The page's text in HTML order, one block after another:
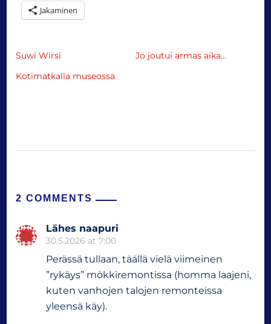
Jakaminen
Suwi Wirsi
Jo joutui armas aika…
Kotimatkalla museossa
2 COMMENTS
Lähes naapuri
30.5.2026 at 7:00
Perässä tullaan, täällä vielä viimeinen
”rykäys” mökkiremontissa (homma laajeni,
kuten vanhojen talojen remonteissa
yleensä käy).